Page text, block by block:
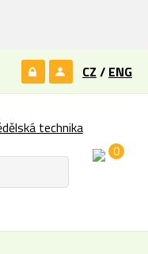
CZ / ENG
0